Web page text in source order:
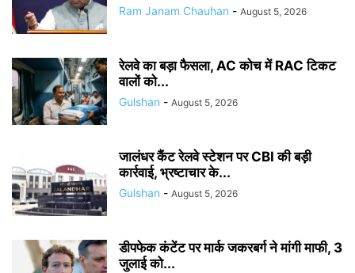
Ram Janam Chauhan - August 5, 2026
रेलवे का बड़ा फैसला, AC कोच में RAC टिकट
वालों को...
Gulshan - August 5, 2026
जालंधर कैंट रेलवे स्टेशन पर CBI की बड़ी
कार्रवाई, भ्रष्टाचार के...
Gulshan - August 5, 2026
डीपफेक कंटेंट पर मार्क जकरबर्ग ने मांगी माफी, 3
जुलाई को...